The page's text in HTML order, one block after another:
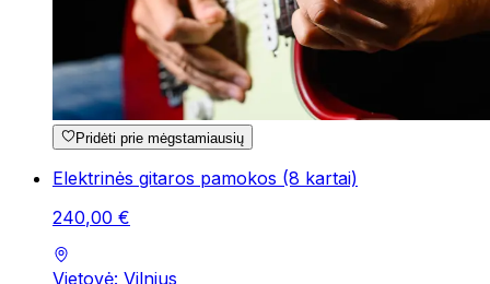
Pridėti prie mėgstamiausių
Elektrinės gitaros pamokos (8 kartai)
240,00 €
Vietovė: Vilnius